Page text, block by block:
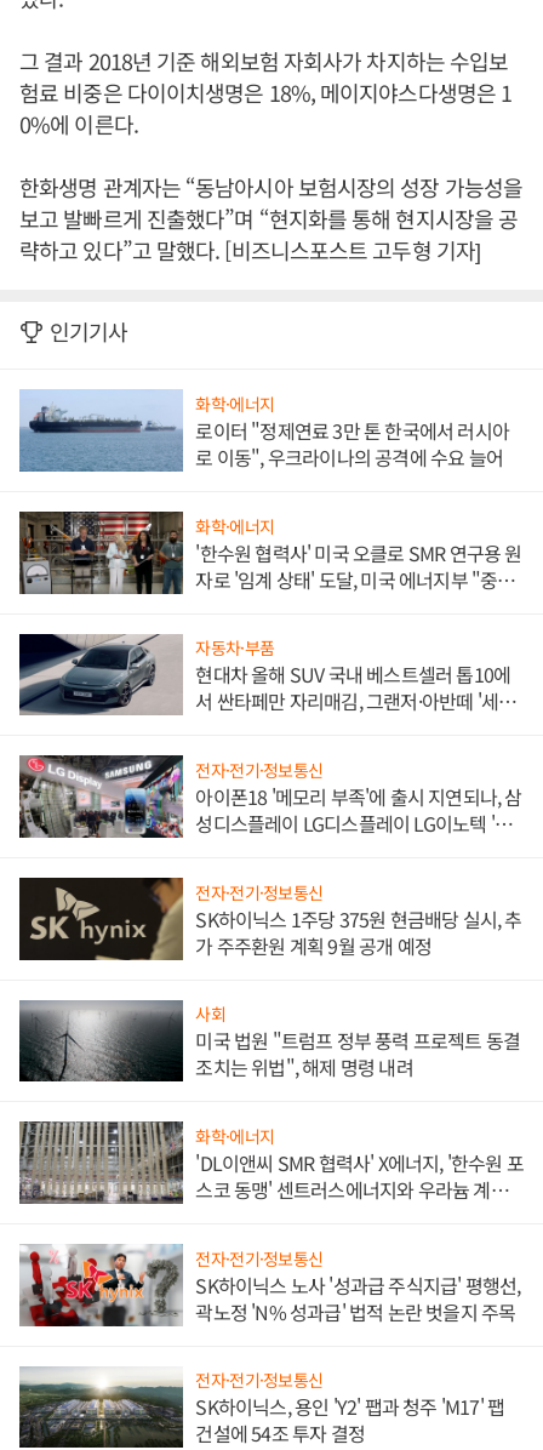
그 결과 2018년 기준 해외보험 자회사가 차지하는 수입보
험료 비중은 다이이치생명은 18%, 메이지야스다생명은 1
0%에 이른다.
한화생명 관계자는 “동남아시아 보험시장의 성장 가능성을
보고 발빠르게 진출했다”며 “현지화를 통해 현지시장을 공
략하고 있다”고 말했다. [비즈니스포스트 고두형 기자]
인기기사
화학·에너지
로이터 "정제연료 3만 톤 한국에서 러시아
로 이동", 우크라이나의 공격에 수요 늘어
화학·에너지
'한수원 협력사' 미국 오클로 SMR 연구용 원
자로 '임계 상태' 도달, 미국 에너지부 "중요
자동차·부품
현대차 올해 SUV 국내 베스트셀러 톱10에
서 싼타페만 자리매김, 그랜저·아반떼 '세단
전자·전기·정보통신
아이폰18 '메모리 부족'에 출시 지연되나, 삼
성디스플레이 LG디스플레이 LG이노텍 '탈
전자·전기·정보통신
SK하이닉스 1주당 375원 현금배당 실시, 추
가 주주환원 계획 9월 공개 예정
사회
미국 법원 "트럼프 정부 풍력 프로젝트 동결
조치는 위법", 해제 명령 내려
화학·에너지
'DL이앤씨 SMR 협력사' X에너지, '한수원 포
스코 동맹' 센트러스에너지와 우라늄 계약
전자·전기·정보통신
SK하이닉스 노사 '성과급 주식지급' 평행선,
곽노정 'N% 성과급' 법적 논란 벗을지 주목
전자·전기·정보통신
SK하이닉스, 용인 'Y2' 팹과 청주 'M17' 팹
건설에 54조 투자 결정